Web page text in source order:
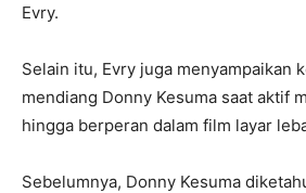
Evry.
Selain itu, Evry juga menyampaikan
mendiang Donny Kesuma saat aktif
hingga berperan dalam film layar
Sebelumnya, Donny Kesuma